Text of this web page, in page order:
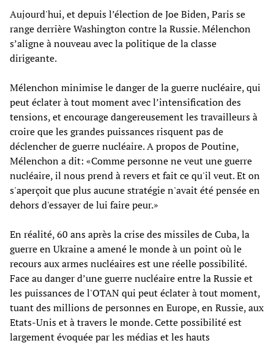
Aujourd'hui, et depuis l’élection de Joe Biden, Paris se
range derrière Washington contre la Russie. Mélenchon
s’aligne à nouveau avec la politique de la classe
dirigeante.
Mélenchon minimise le danger de la guerre nucléaire, qui
peut éclater à tout moment avec l’intensification des
tensions, et encourage dangereusement les travailleurs à
croire que les grandes puissances risquent pas de
déclencher de guerre nucléaire. A propos de Poutine,
Mélenchon a dit: «Comme personne ne veut une guerre
nucléaire, il nous prend à revers et fait ce qu'il veut. Et on
s'aperçoit que plus aucune stratégie n'avait été pensée en
dehors d'essayer de lui faire peur.»
En réalité, 60 ans après la crise des missiles de Cuba, la
guerre en Ukraine a amené le monde à un point où le
recours aux armes nucléaires est une réelle possibilité.
Face au danger d’une guerre nucléaire entre la Russie et
les puissances de l'OTAN qui peut éclater à tout moment,
tuant des millions de personnes en Europe, en Russie, aux
Etats-Unis et à travers le monde. Cette possibilité est
largement évoquée par les médias et les hauts